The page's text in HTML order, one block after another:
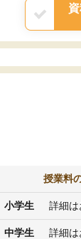
授業料
小学生 詳細
中学生 詳細